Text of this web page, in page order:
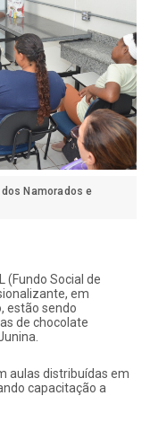
Namorados e
(Fundo Social de
em
estão sendo
de chocolate
aulas distribuídas em
capacitação a